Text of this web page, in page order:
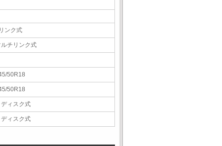
ンク式
チリンク式
50R18
50R18
ィスク式
ィスク式